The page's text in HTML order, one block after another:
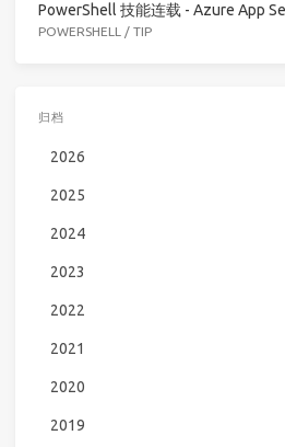
PowerShell 技能连载 - Azure App
POWERSHELL / TIP
归档
2026
2025
2024
2023
2022
2021
2020
2019